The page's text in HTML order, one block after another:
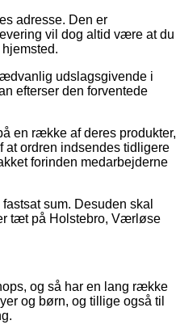
adresse. Den er
vil dog altid være at du
udslagsgivende i
efterser den forventede
en række af deres produkter,
at ordren indsendes tidligere
forinden medarbejderne
sum. Desuden skal
tæt på Holstebro, Værløse
og så har en lang række
og børn, og tillige også til